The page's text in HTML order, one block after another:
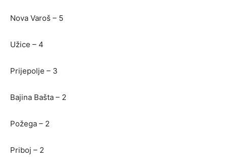
Nova Varoš – 5
Užice – 4
Prijepolje – 3
Bajina Bašta – 2
Požega – 2
Priboj – 2